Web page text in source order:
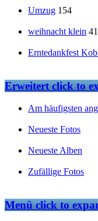
Umzug 154
weihnacht klein 41
Erntedankfest
Erweitertclick to
Am häufigsten
Neueste Fotos
Neueste Alben
Zufällige Fotos
Menüclick to